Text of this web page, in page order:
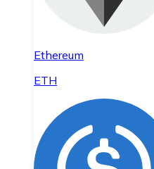
Ethereum
ETH